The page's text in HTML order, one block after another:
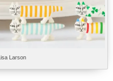
Larson